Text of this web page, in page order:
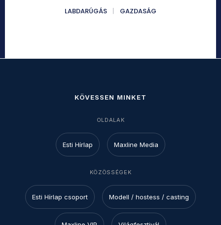
LABDARÚGÁS
GAZDASÁG
KÖVESSEN MINKET
OLDALAK
Esti Hírlap Maxline Media
KÖZÖSSÉGEK
Esti Hírlap csoport Modell / hostess / casting